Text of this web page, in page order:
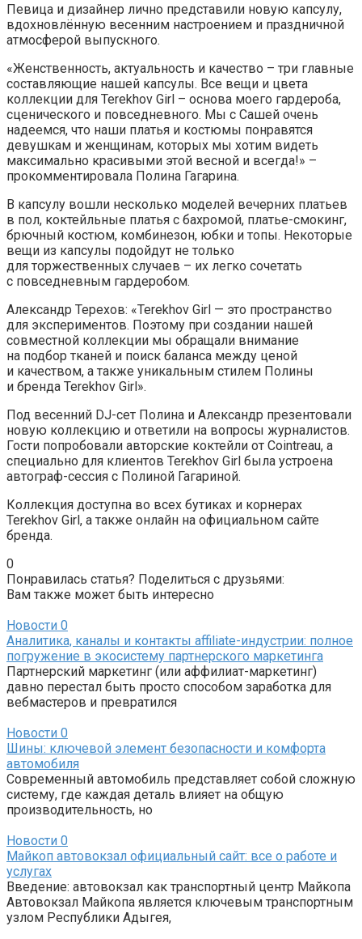
Певица и дизайнер лично представили новую капсулу,
вдохновлённую весенним настроением и праздничной
атмосферой выпускного.
«Женственность, актуальность и качество – три главные
составляющие нашей капсулы. Все вещи и цвета
коллекции для Terekhov Girl – основа моего гардероба,
сценического и повседневного. Мы с Сашей очень
надеемся, что наши платья и костюмы понравятся
девушкам и женщинам, которых мы хотим видеть
максимально красивыми этой весной и всегда!» –
прокомментировала Полина Гагарина.
В капсулу вошли несколько моделей вечерних платьев
в пол, коктейльные платья с бахромой, платье-смокинг,
брючный костюм, комбинезон, юбки и топы. Некоторые
вещи из капсулы подойдут не только
для торжественных случаев – их легко сочетать
с повседневным гардеробом.
Александр Терехов: «Terekhov Girl — это пространство
для экспериментов. Поэтому при создании нашей
совместной коллекции мы обращали внимание
на подбор тканей и поиск баланса между ценой
и качеством, а также уникальным стилем Полины
и бренда Terekhov Girl».
Под весенний DJ-сет Полина и Александр презентовали
новую коллекцию и ответили на вопросы журналистов.
Гости попробовали авторские коктейли от Cointreau, а
специально для клиентов Terekhov Girl была устроена
автограф-сессия с Полиной Гагариной.
Коллекция доступна во всех бутиках и корнерах
Terekhov Girl, а также онлайн на официальном сайте
бренда.
0
Понравилась статья? Поделиться с друзьями:
Вам также может быть интересно
Новости 0
Аналитика, каналы и контакты affiliate-индустрии: полное
погружение в экосистему партнерского маркетинга
Партнерский маркетинг (или аффилиат-маркетинг)
давно перестал быть просто способом заработка для
вебмастеров и превратился
Новости 0
Шины: ключевой элемент безопасности и комфорта
автомобиля
Современный автомобиль представляет собой сложную
систему, где каждая деталь влияет на общую
производительность, но
Новости 0
Майкоп автовокзал официальный сайт: все о работе и
услугах
Введение: автовокзал как транспортный центр Майкопа
Автовокзал Майкопа является ключевым транспортным
узлом Республики Адыгея,